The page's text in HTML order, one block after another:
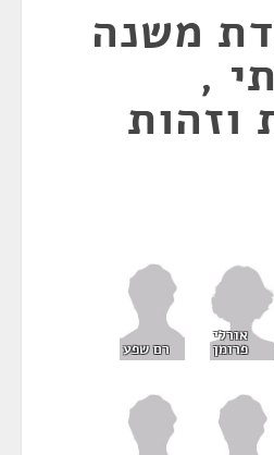
משנה
,
וזהות
אורלי
פרומן רם שפע